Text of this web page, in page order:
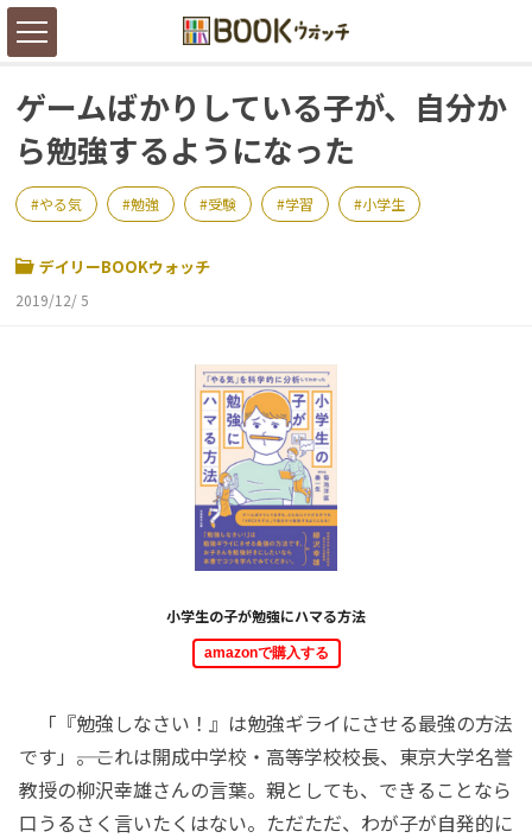
ゲームばかりしている子が、自分か
ら勉強するようになった
やる気 勉強 受験 学習 小学生
デイリーBOOKウォッチ
2019/12/ 5
小学生の子が勉強にハマる方法
amazonで購入する
「『勉強しなさい！』は勉強ギライにさせる最強の方法
です」――。これは開成中学校・高等学校校長、東京大学名誉
教授の柳沢幸雄さんの言葉。親としても、できることなら
口うるさく言いたくはない。ただただ、わが子が自発的に